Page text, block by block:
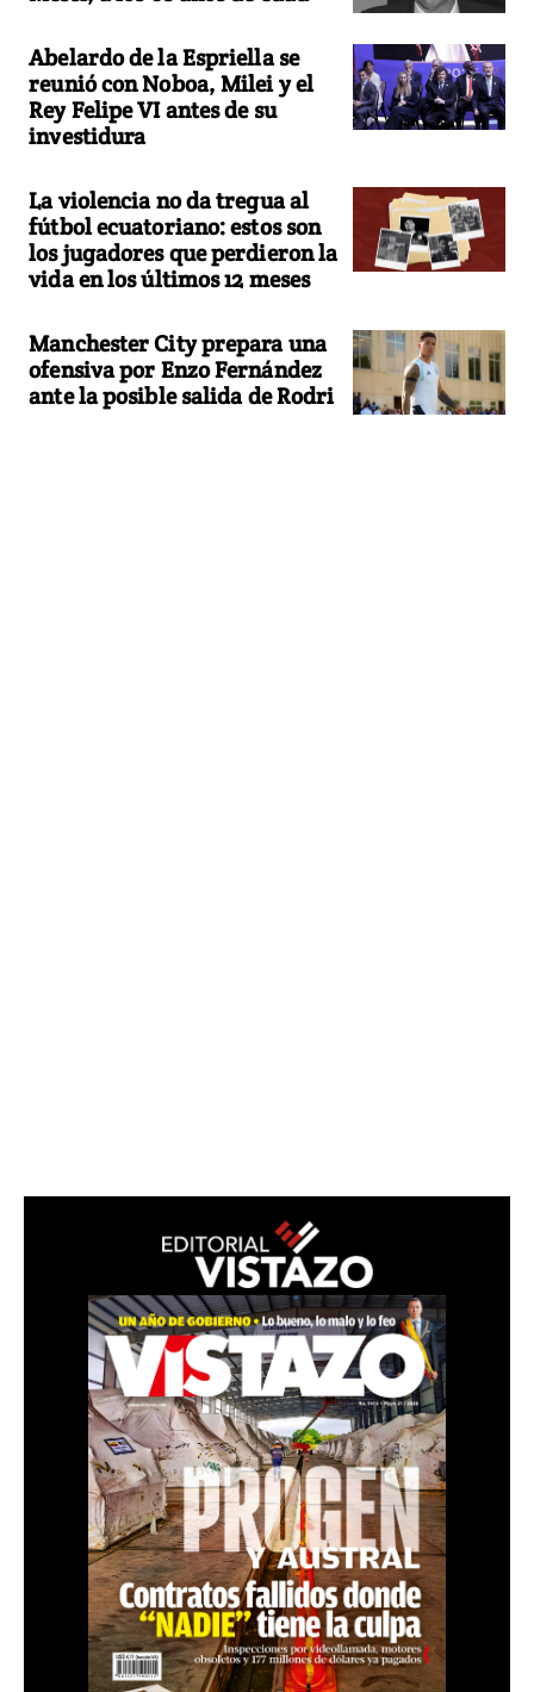
Abelardo de la Espriella se
reunió con Noboa, Milei y el
Rey Felipe VI antes de su
investidura
La violencia no da tregua al
fútbol ecuatoriano: estos son
los jugadores que perdieron la
vida en los últimos 12 meses
Manchester City prepara una
ofensiva por Enzo Fernández
ante la posible salida de Rodri